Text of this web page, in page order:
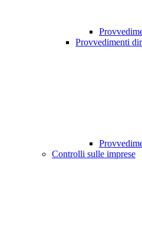
Provvedimenti
Controlli sulle imprese